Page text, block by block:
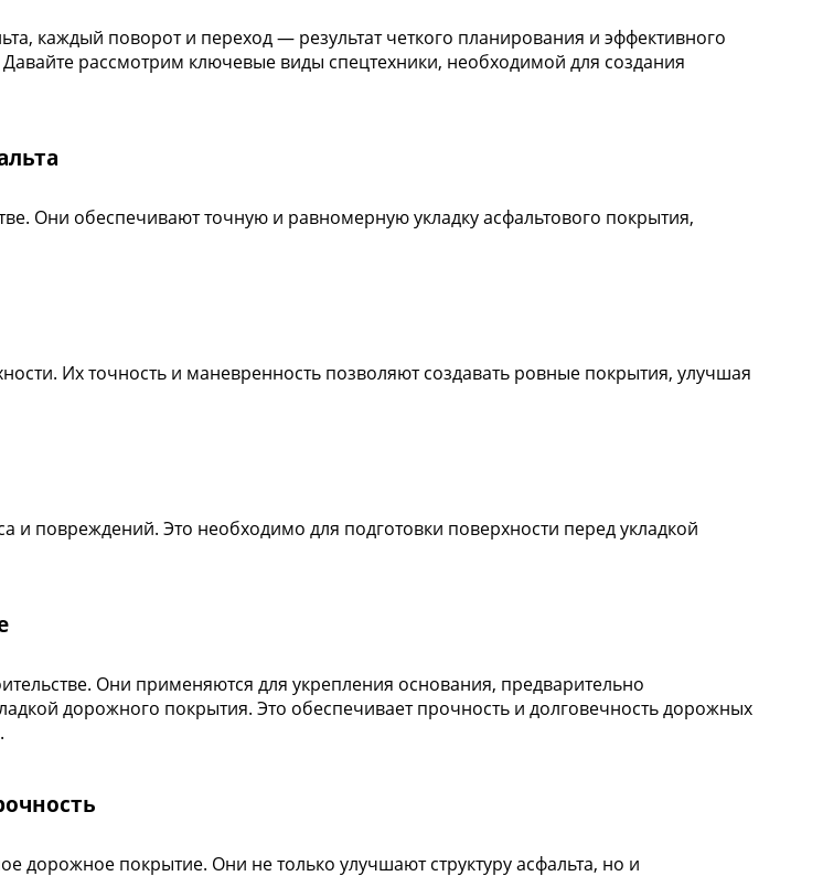
каждый поворот и переход — результат четкого планирования и эффективного
рассмотрим ключевые виды спецтехники, необходимой для создания
Они обеспечивают точную и равномерную укладку асфальтового покрытия,
Их точность и маневренность позволяют создавать ровные покрытия, улучшая
и повреждений. Это необходимо для подготовки поверхности перед укладкой
Они применяются для укрепления основания, предварительно
дорожного покрытия. Это обеспечивает прочность и долговечность дорожных
дорожное покрытие. Они не только улучшают структуру асфальта, но и